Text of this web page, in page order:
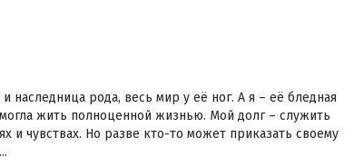
наследница рода, весь мир у её ног. А я – её бледная
жить полноценной жизнью. Мой долг – служить
и чувствах. Но разве кто-то может приказать своему